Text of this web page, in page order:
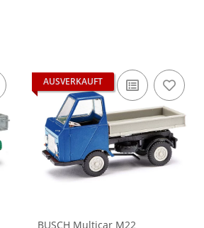
AUSVERKAUFT
BUSCH Multicar M22